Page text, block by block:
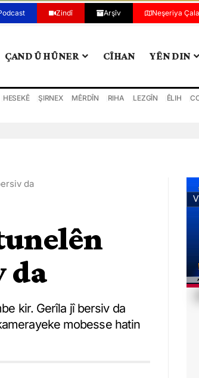
Zindî Arşîv Neşeriya
ÇAND Û HÛNER CÎHAN YÊN DIN
HESEKÊ ŞIRNEX MÊRDÎN RIHA LEZGÎN ÊLIH
da
da
kir. Gerîla jî bersiv da
mobesse hatin